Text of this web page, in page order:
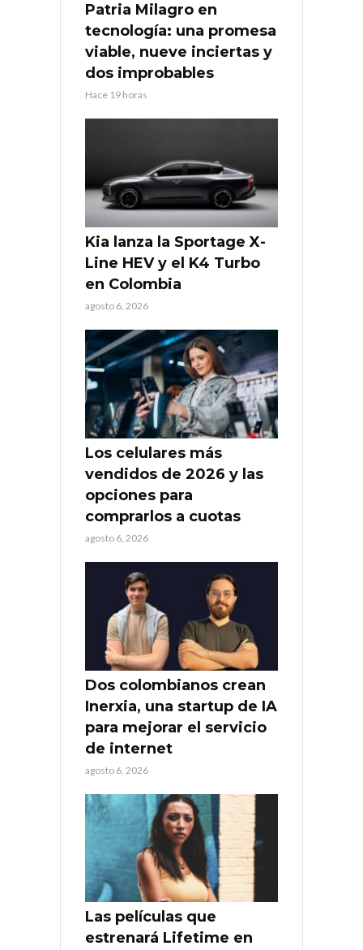
Patria Milagro en
tecnología: una promesa
viable, nueve inciertas y
dos improbables
Hace 19 horas
Kia lanza la Sportage X-
Line HEV y el K4 Turbo
en Colombia
agosto 6, 2026
Los celulares más
vendidos de 2026 y las
opciones para
comprarlos a cuotas
agosto 6, 2026
Dos colombianos crean
Inerxia, una startup de IA
para mejorar el servicio
de internet
agosto 6, 2026
Las películas que
estrenará Lifetime en